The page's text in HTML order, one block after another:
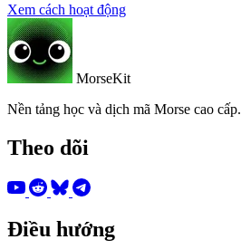
Xem cách hoạt động
MorseKit
Nền tảng học và dịch mã Morse cao cấp.
Theo dõi
Điều hướng